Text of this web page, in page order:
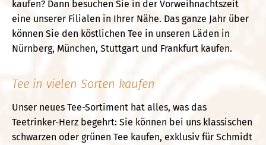
kaufen? Dann besuchen Sie in der Vorweihnachtszeit
eine unserer Filialen in Ihrer Nähe. Das ganze Jahr über
können Sie den köstlichen Tee in unseren Läden in
Nürnberg, München, Stuttgart und Frankfurt kaufen.
Tee in vielen Sorten kaufen
Unser neues Tee-Sortiment hat alles, was das
Teetrinker-Herz begehrt: Sie können bei uns klassischen
schwarzen oder grünen Tee kaufen, exklusiv für Schmidt